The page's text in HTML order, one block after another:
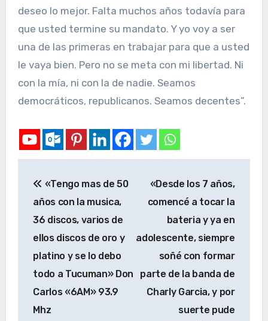
deseo lo mejor. Falta muchos años todavía para
que usted termine su mandato. Y yo voy a ser
una de las primeras en trabajar para que a usted
le vaya bien. Pero no se meta con mi libertad. Ni
con la mía, ni con la de nadie. Seamos
democráticos, republicanos. Seamos decentes”.
«Tengo mas de 50
años con la musica,
36 discos, varios de
ellos discos de oro y
platino y se lo debo
todo a Tucuman» Don
Carlos «6AM» 93.9
Mhz
«Desde los 7 años,
comencé a tocar la
bateria y ya en
adolescente, siempre
soñé con formar
parte de la banda de
Charly Garcia, y por
suerte pude